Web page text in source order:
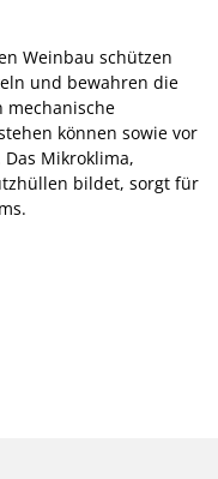
Weinbau schützen
und bewahren die
mechanische
können sowie vor
Mikroklima,
bildet, sorgt für